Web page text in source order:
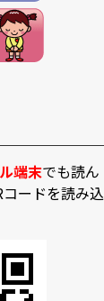
端末でも読ん
ードを読み込